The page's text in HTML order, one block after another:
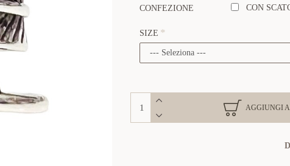
CONFEZIONE CON
SIZE
AGGIUNGI